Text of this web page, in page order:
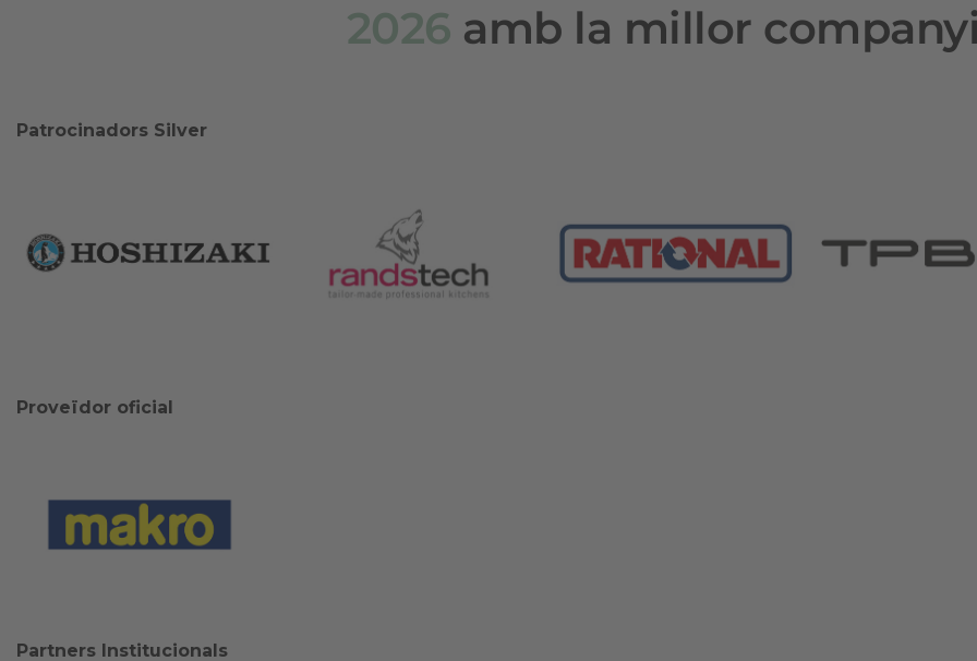
2026 amb la millor
Patrocinadors Silver
Proveïdor oficial
Partners Institucionals